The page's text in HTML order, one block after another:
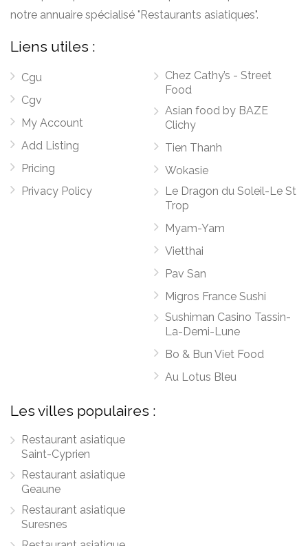
notre annuaire spécialisé "Restaurants asiatiques".
Liens utiles :
Cgu
Cgv
My Account
Add Listing
Pricing
Privacy Policy
Chez Cathy’s - Street
Food
Asian food by BAZE
Clichy
Tien Thanh
Wokasie
Le Dragon du Soleil-Le St
Trop
Myam-Yam
Vietthai
Pav San
Migros France Sushi
Sushiman Casino Tassin-
La-Demi-Lune
Bo & Bun Viet Food
Au Lotus Bleu
Les villes populaires :
Restaurant asiatique
Saint-Cyprien
Restaurant asiatique
Geaune
Restaurant asiatique
Suresnes